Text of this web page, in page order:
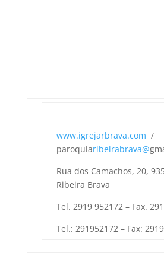
www.igrejarbrava.com /
paroquiaribeirabrava@
Rua dos Camachos, 20,
Ribeira Brava
Tel. 2919 952172 – Fax.
Tel.: 291952172 – Fax: